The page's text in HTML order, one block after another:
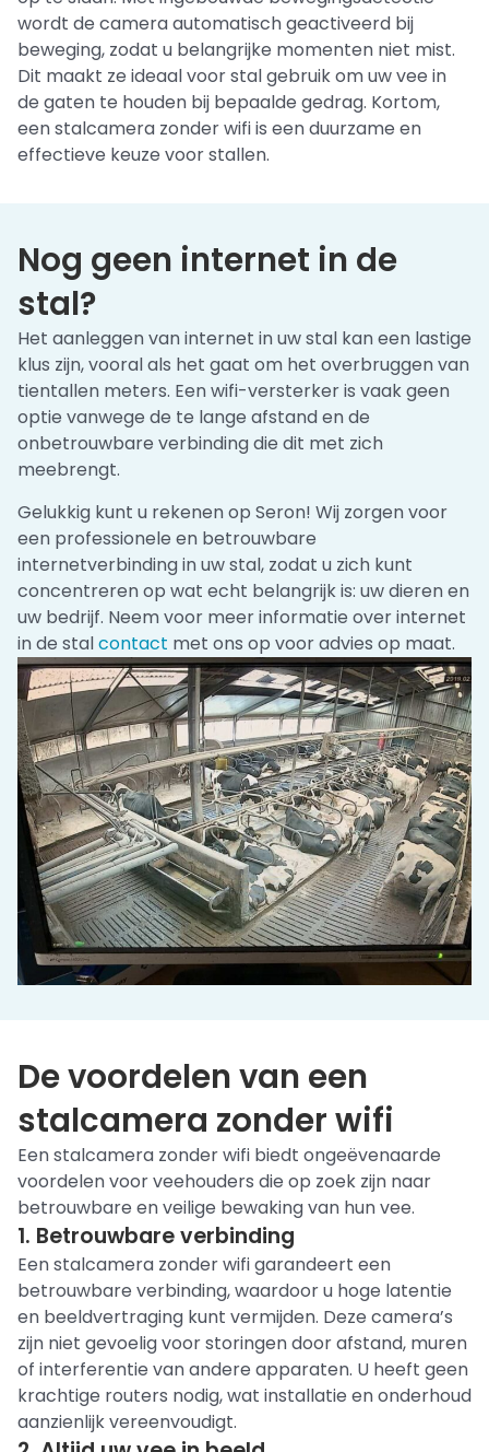
wordt de camera automatisch geactiveerd bij
beweging, zodat u belangrijke momenten niet mist.
Dit maakt ze ideaal voor stal gebruik om uw vee in
de gaten te houden bij bepaalde gedrag. Kortom,
een stalcamera zonder wifi is een duurzame en
effectieve keuze voor stallen.
Nog geen internet in de
stal?
Het aanleggen van internet in uw stal kan een lastige
klus zijn, vooral als het gaat om het overbruggen van
tientallen meters. Een wifi-versterker is vaak geen
optie vanwege de te lange afstand en de
onbetrouwbare verbinding die dit met zich
meebrengt.
Gelukkig kunt u rekenen op Seron! Wij zorgen voor
een professionele en betrouwbare
internetverbinding in uw stal, zodat u zich kunt
concentreren op wat echt belangrijk is: uw dieren en
uw bedrijf. Neem voor meer informatie over internet
in de stalcontact met ons op voor advies op maat.
De voordelen van een
stalcamera zonder wifi
Een stalcamera zonder wifi biedt ongeëvenaarde
voordelen voor veehouders die op zoek zijn naar
betrouwbare en veilige bewaking van hun vee.
1. Betrouwbare verbinding
Een stalcamera zonder wifi garandeert een
betrouwbare verbinding, waardoor u hoge latentie
en beeldvertraging kunt vermijden. Deze camera’s
zijn niet gevoelig voor storingen door afstand, muren
of interferentie van andere apparaten. U heeft geen
krachtige routers nodig, wat installatie en onderhoud
aanzienlijk vereenvoudigt.